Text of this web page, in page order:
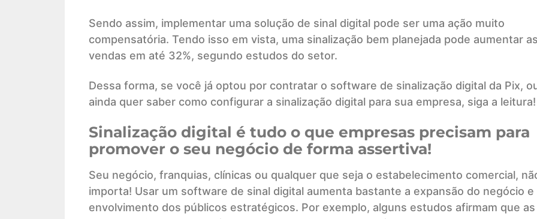
Sendo assim, implementar uma solução de sinal digital pode ser uma ação muito
compensatória. Tendo isso em vista, uma sinalização bem planejada pode aumentar as
vendas em até 32%, segundo estudos do setor.
Dessa forma, se você já optou por contratar o software de sinalização digital da Pix,
ainda quer saber como configurar a sinalização digital para sua empresa, siga a leitura!
Sinalização digital é tudo o que empresas precisam para
promover o seu negócio de forma assertiva!
Seu negócio, franquias, clínicas ou qualquer que seja o estabelecimento comercial,
importa! Usar um software de sinal digital aumenta bastante a expansão do negócio e
envolvimento dos públicos estratégicos. Por exemplo, alguns estudos afirmam que as